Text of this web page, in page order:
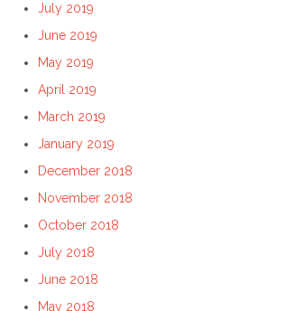
July 2019
June 2019
May 2019
April 2019
March 2019
January 2019
December 2018
November 2018
October 2018
July 2018
June 2018
May 2018